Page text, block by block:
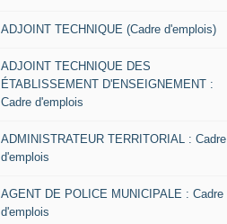
ADJOINT TECHNIQUE (Cadre d'emplois)
ADJOINT TECHNIQUE DES
ÉTABLISSEMENT D'ENSEIGNEMENT :
Cadre d'emplois
ADMINISTRATEUR TERRITORIAL : Cadre
d'emplois
AGENT DE POLICE MUNICIPALE : Cadre
d'emplois